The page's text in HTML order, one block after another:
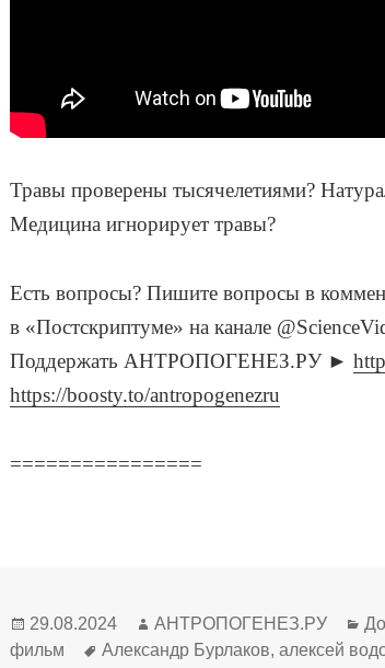
Травы проверены тысячелетиями?
Медицина игнорирует травы?
Есть вопросы? Пишите вопросы в
в «Постскриптуме» на канале
Поддержать АНТРОПОГЕНЕЗ.РУ ►
https://boosty.to/antropogenezru
================
Опубликовано
29.08.2024 Автор
АНТРОПОГЕНЕЗ.РУ
фильм
Метки
Александр Бурлаков,алексей